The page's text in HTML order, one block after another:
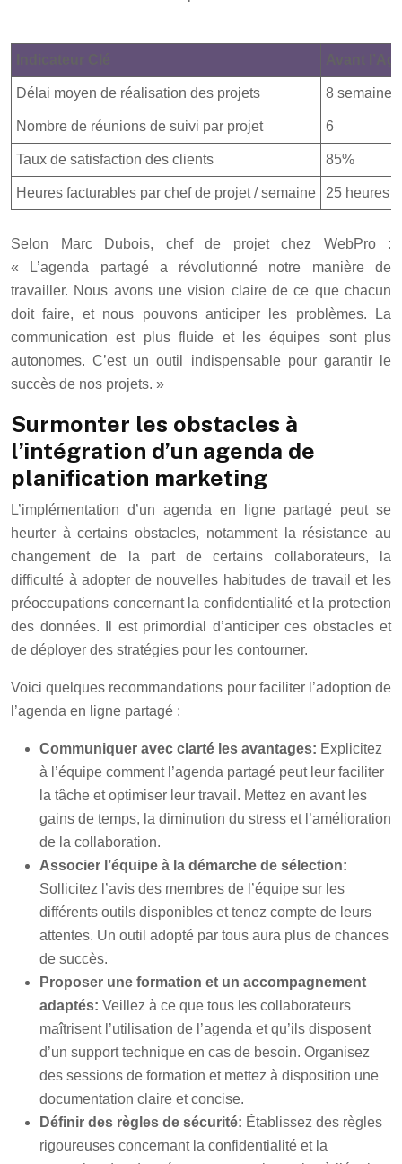
Délai moyen de réalisation des projets 8 semaines
Nombre de réunions de suivi par projet 6
Taux de satisfaction des clients 85%
Heures facturables par chef de projet / semaine 25 heures
Selon Marc Dubois, chef de projet chez WebPro :
« L’agenda partagé a révolutionné notre manière de
travailler. Nous avons une vision claire de ce que chacun
doit faire, et nous pouvons anticiper les problèmes. La
communication est plus fluide et les équipes sont plus
autonomes. C’est un outil indispensable pour garantir le
succès de nos projets. »
Surmonter les obstacles à
l’intégration d’un agenda de
planification marketing
L’implémentation d’un agenda en ligne partagé peut se
heurter à certains obstacles, notamment la résistance au
changement de la part de certains collaborateurs, la
difficulté à adopter de nouvelles habitudes de travail et les
préoccupations concernant la confidentialité et la protection
des données. Il est primordial d’anticiper ces obstacles et
de déployer des stratégies pour les contourner.
Voici quelques recommandations pour faciliter l’adoption de
l’agenda en ligne partagé :
Communiquer avec clarté les avantages: Explicitez
à l’équipe comment l’agenda partagé peut leur faciliter
la tâche et optimiser leur travail. Mettez en avant les
gains de temps, la diminution du stress et l’amélioration
de la collaboration.
Associer l’équipe à la démarche de sélection:
Sollicitez l’avis des membres de l’équipe sur les
différents outils disponibles et tenez compte de leurs
attentes. Un outil adopté par tous aura plus de chances
de succès.
Proposer une formation et un accompagnement
adaptés: Veillez à ce que tous les collaborateurs
maîtrisent l’utilisation de l’agenda et qu’ils disposent
d’un support technique en cas de besoin. Organisez
des sessions de formation et mettez à disposition une
documentation claire et concise.
Définir des règles de sécurité: Établissez des règles
rigoureuses concernant la confidentialité et la